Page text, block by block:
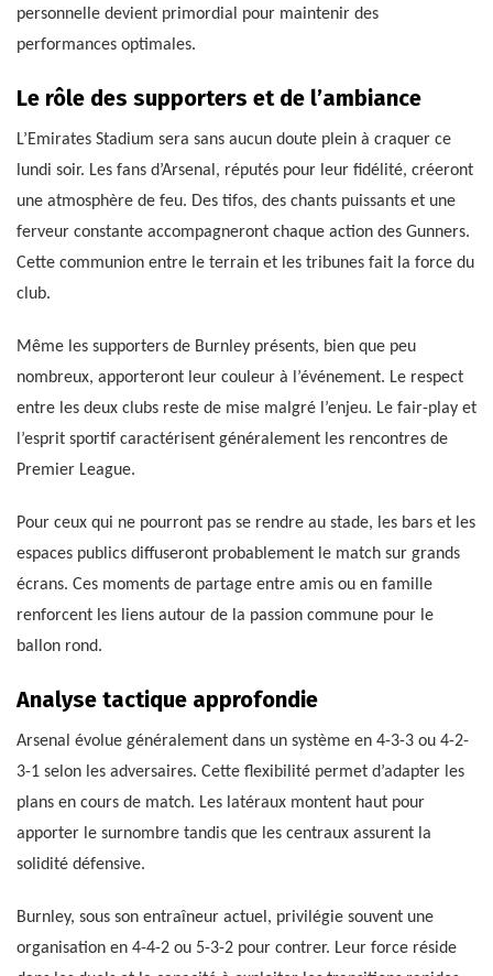
personnelle devient primordial pour maintenir des
performances optimales.
Le rôle des supporters et de l’ambiance
L’Emirates Stadium sera sans aucun doute plein à craquer ce
lundi soir. Les fans d’Arsenal, réputés pour leur fidélité, créeront
une atmosphère de feu. Des tifos, des chants puissants et une
ferveur constante accompagneront chaque action des Gunners.
Cette communion entre le terrain et les tribunes fait la force du
club.
Même les supporters de Burnley présents, bien que peu
nombreux, apporteront leur couleur à l’événement. Le respect
entre les deux clubs reste de mise malgré l’enjeu. Le fair-play et
l’esprit sportif caractérisent généralement les rencontres de
Premier League.
Pour ceux qui ne pourront pas se rendre au stade, les bars et les
espaces publics diffuseront probablement le match sur grands
écrans. Ces moments de partage entre amis ou en famille
renforcent les liens autour de la passion commune pour le
ballon rond.
Analyse tactique approfondie
Arsenal évolue généralement dans un système en 4-3-3 ou 4-2-
3-1 selon les adversaires. Cette flexibilité permet d’adapter les
plans en cours de match. Les latéraux montent haut pour
apporter le surnombre tandis que les centraux assurent la
solidité défensive.
Burnley, sous son entraîneur actuel, privilégie souvent une
organisation en 4-4-2 ou 5-3-2 pour contrer. Leur force réside